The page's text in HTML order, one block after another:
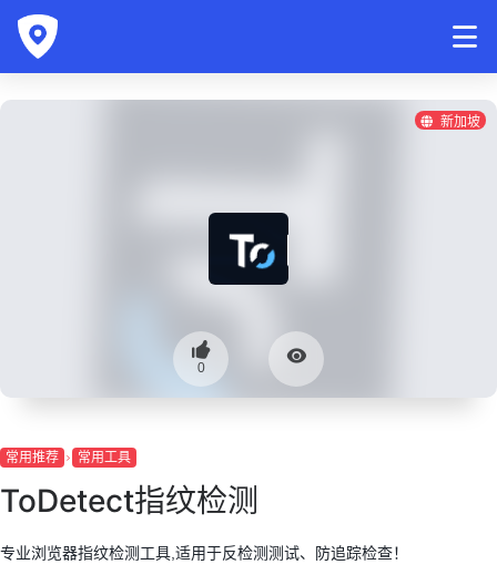
新加坡
0
常用推荐 常用工具
ToDetect指纹检测
专业浏览器指纹检测工具,适用于反检测测试、防追踪检查！